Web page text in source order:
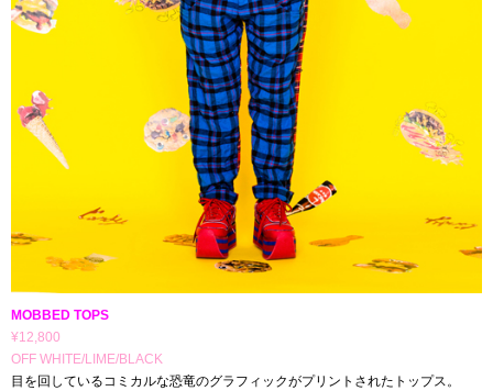
MOBBED TOPS
¥12,800
OFF WHITE/LIME/BLACK
目を回しているコミカルな恐竜のグラフィックがプリントされたトップス。